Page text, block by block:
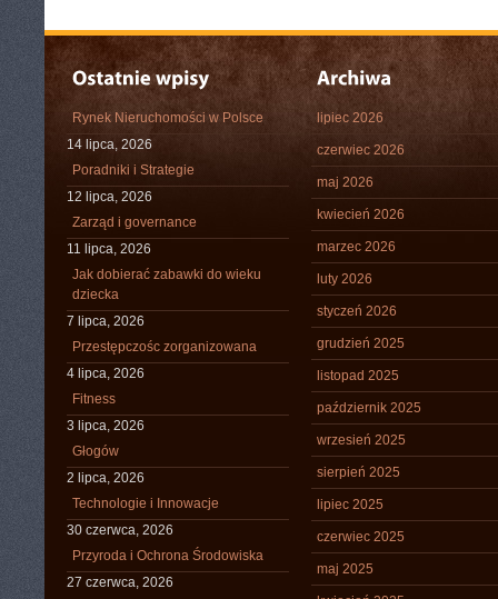
Rynek Nieruchomości w Polsce
14 lipca, 2026
Poradniki i Strategie
12 lipca, 2026
Zarząd i governance
11 lipca, 2026
Jak dobierać zabawki do wieku
dziecka
7 lipca, 2026
Przestępczośc zorganizowana
4 lipca, 2026
Fitness
3 lipca, 2026
Głogów
2 lipca, 2026
Technologie i Innowacje
30 czerwca, 2026
Przyroda i Ochrona Środowiska
27 czerwca, 2026
lipiec 2026
czerwiec 2026
maj 2026
kwiecień 2026
marzec 2026
luty 2026
styczeń 2026
grudzień 2025
listopad 2025
październik 2025
wrzesień 2025
sierpień 2025
lipiec 2025
czerwiec 2025
maj 2025